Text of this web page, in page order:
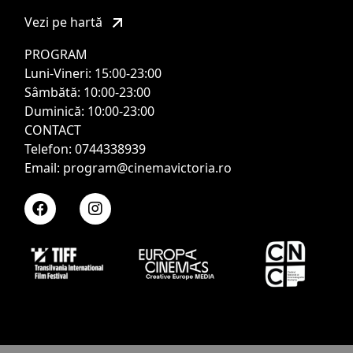
Vezi pe hartă
PROGRAM
Luni-Vineri: 15:00-23:00
Sâmbătă: 10:00-23:00
Duminică: 10:00-23:00
CONTACT
Telefon: 0744338939
Email: program@cinemavictoria.ro